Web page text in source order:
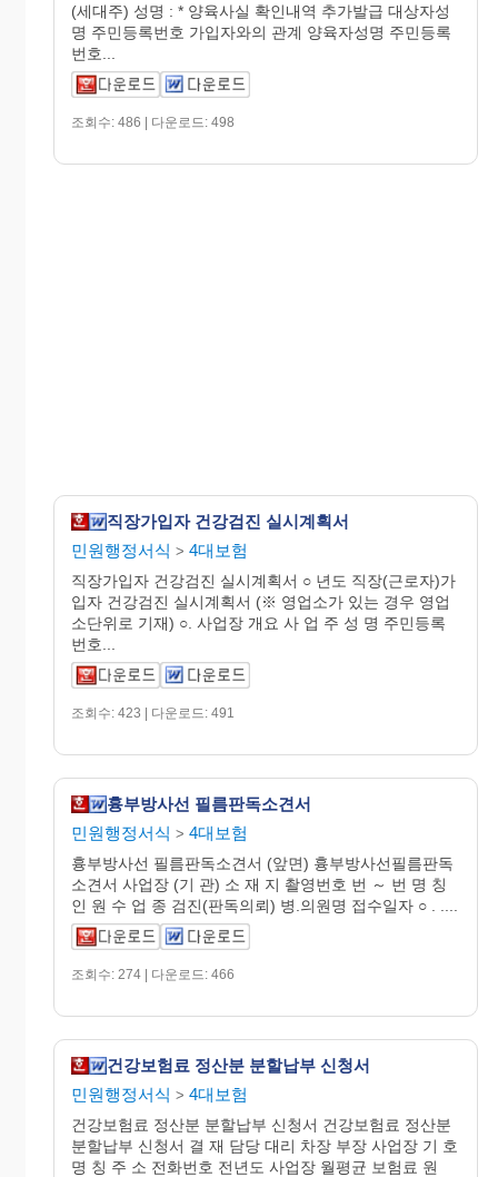
(세대주) 성명 : * 양육사실 확인내역 추가발급 대상자성
명 주민등록번호 가입자와의 관계 양육자성명 주민등록
번호...
조회수: 486 | 다운로드: 498
직장가입자 건강검진 실시계획서
민원행정서식 > 4대보험
직장가입자 건강검진 실시계획서 ○ 년도 직장(근로자)가
입자 건강검진 실시계획서 (※ 영업소가 있는 경우 영업
소단위로 기재) ○. 사업장 개요 사 업 주 성 명 주민등록
번호...
조회수: 423 | 다운로드: 491
흉부방사선 필름판독소견서
민원행정서식 > 4대보험
흉부방사선 필름판독소견서 (앞면) 흉부방사선필름판독
소견서 사업장 (기 관) 소 재 지 촬영번호 번 ～ 번 명 칭
인 원 수 업 종 검진(판독의뢰) 병.의원명 접수일자 ○ . ....
조회수: 274 | 다운로드: 466
건강보험료 정산분 분할납부 신청서
민원행정서식 > 4대보험
건강보험료 정산분 분할납부 신청서 건강보험료 정산분
분할납부 신청서 결 재 담당 대리 차장 부장 사업장 기 호
명 칭 주 소 전화번호 전년도 사업장 월평균 보험료 원